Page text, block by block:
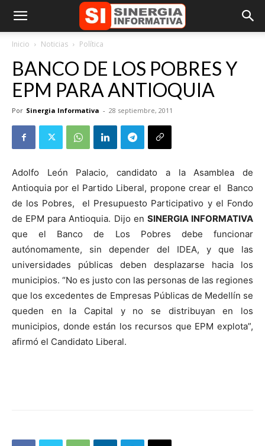
Inicio Noticias Política
BANCO DE LOS POBRES Y
EPM PARA ANTIOQUIA
Por Sinergia Informativa - 28 septiembre, 2011
Adolfo León Palacio, candidato a la Asamblea de
Antioquia por el Partido Liberal, propone crear el Banco
de los Pobres, el Presupuesto Participativo y el Fondo
de EPM para Antioquia. Dijo en SINERGIA INFORMATIVA
que el Banco de Los Pobres debe funcionar
autónomamente, sin depender del IDEA, y que las
universidades públicas deben desplazarse hacia los
municipios. “No es justo con las personas de las regiones
que los excedentes de Empresas Públicas de Medellín se
queden en la Capital y no se distribuyan en los
municipios, donde están los recursos que EPM explota”,
afirmó el Candidato Liberal.